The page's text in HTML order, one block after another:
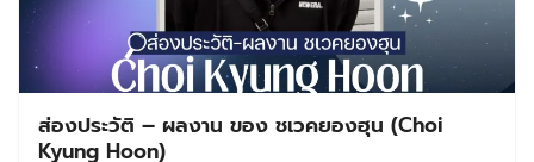
ส่องประวัติ – ผลงาน ของ ชเวคยองฮุน (Choi
Kyung Hoon)